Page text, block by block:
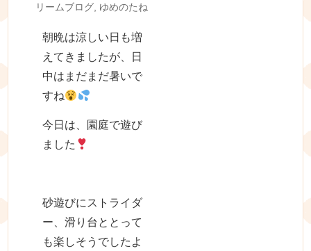
on
リームブログ, ゆめのたね
朝晩は涼しい日も増
えてきましたが、日
中はまだまだ暑いで
すね
今日は、園庭で遊び
ました
砂遊びにストライダ
ー、滑り台ととって
も楽しそうでしたよ